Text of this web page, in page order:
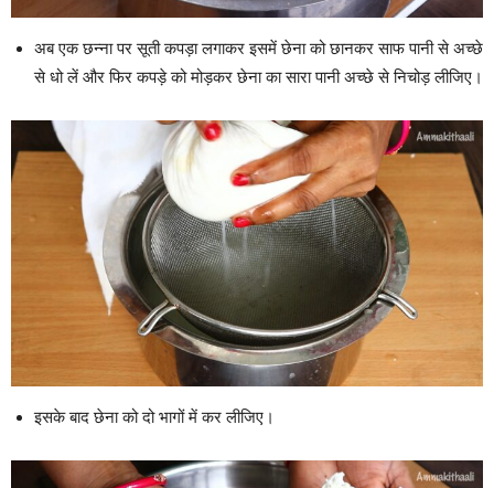
अब एक छन्ना पर सूती कपड़ा लगाकर इसमें छेना को छानकर साफ पानी से अच्छे
से धो लें और फिर कपड़े को मोड़कर छेना का सारा पानी अच्छे से निचोड़ लीजिए।
इसके बाद छेना को दो भागों में कर लीजिए।